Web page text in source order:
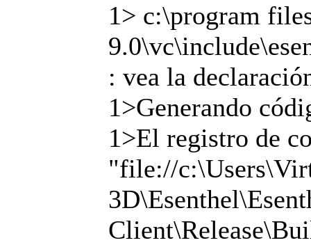
1> c:\program
: vea la
1>Generando
1>El registro de
"file://